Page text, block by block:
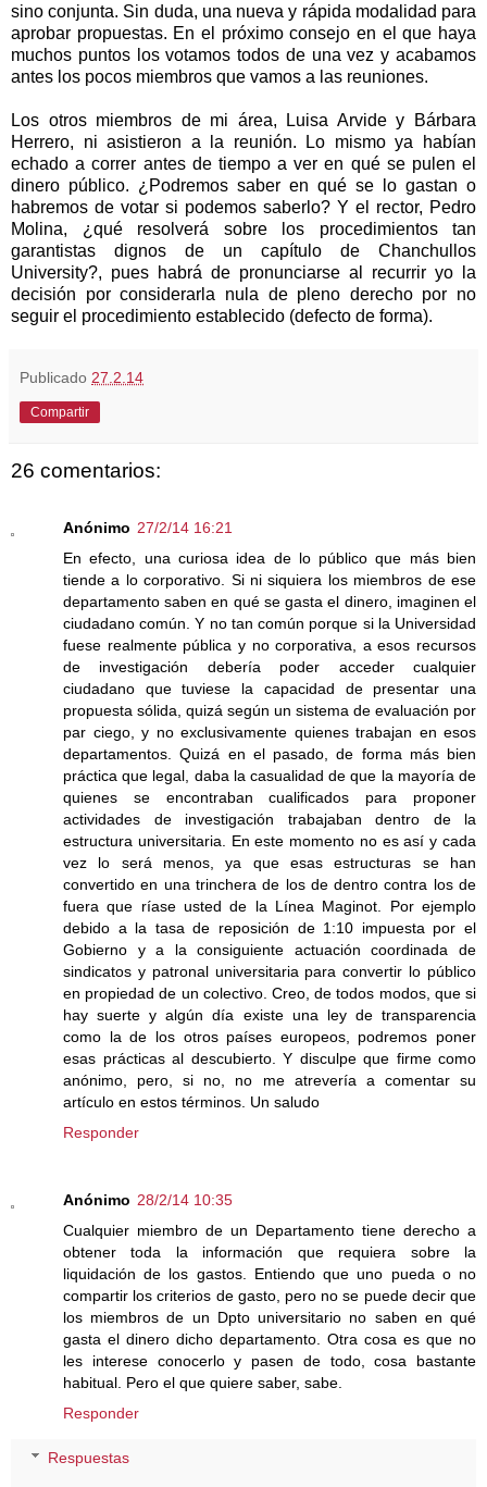
sino conjunta. Sin duda, una nueva y rápida modalidad para
aprobar propuestas. En el próximo consejo en el que haya
muchos puntos los votamos todos de una vez y acabamos
antes los pocos miembros que vamos a las reuniones.
Los otros miembros de mi área, Luisa Arvide y Bárbara
Herrero, ni asistieron a la reunión. Lo mismo ya habían
echado a correr antes de tiempo a ver en qué se pulen el
dinero público. ¿Podremos saber en qué se lo gastan o
habremos de votar si podemos saberlo? Y el rector, Pedro
Molina, ¿qué resolverá sobre los procedimientos tan
garantistas dignos de un capítulo de Chanchullos
University?, pues habrá de pronunciarse al recurrir yo la
decisión por considerarla nula de pleno derecho por no
seguir el procedimiento establecido (defecto de forma).
Publicado 27.2.14
Compartir
26 comentarios:
Anónimo 27/2/14 16:21
En efecto, una curiosa idea de lo público que más bien
tiende a lo corporativo. Si ni siquiera los miembros de ese
departamento saben en qué se gasta el dinero, imaginen el
ciudadano común. Y no tan común porque si la Universidad
fuese realmente pública y no corporativa, a esos recursos
de investigación debería poder acceder cualquier
ciudadano que tuviese la capacidad de presentar una
propuesta sólida, quizá según un sistema de evaluación por
par ciego, y no exclusivamente quienes trabajan en esos
departamentos. Quizá en el pasado, de forma más bien
práctica que legal, daba la casualidad de que la mayoría de
quienes se encontraban cualificados para proponer
actividades de investigación trabajaban dentro de la
estructura universitaria. En este momento no es así y cada
vez lo será menos, ya que esas estructuras se han
convertido en una trinchera de los de dentro contra los de
fuera que ríase usted de la Línea Maginot. Por ejemplo
debido a la tasa de reposición de 1:10 impuesta por el
Gobierno y a la consiguiente actuación coordinada de
sindicatos y patronal universitaria para convertir lo público
en propiedad de un colectivo. Creo, de todos modos, que si
hay suerte y algún día existe una ley de transparencia
como la de los otros países europeos, podremos poner
esas prácticas al descubierto. Y disculpe que firme como
anónimo, pero, si no, no me atrevería a comentar su
artículo en estos términos. Un saludo
Responder
Anónimo 28/2/14 10:35
Cualquier miembro de un Departamento tiene derecho a
obtener toda la información que requiera sobre la
liquidación de los gastos. Entiendo que uno pueda o no
compartir los criterios de gasto, pero no se puede decir que
los miembros de un Dpto universitario no saben en qué
gasta el dinero dicho departamento. Otra cosa es que no
les interese conocerlo y pasen de todo, cosa bastante
habitual. Pero el que quiere saber, sabe.
Responder
Respuestas